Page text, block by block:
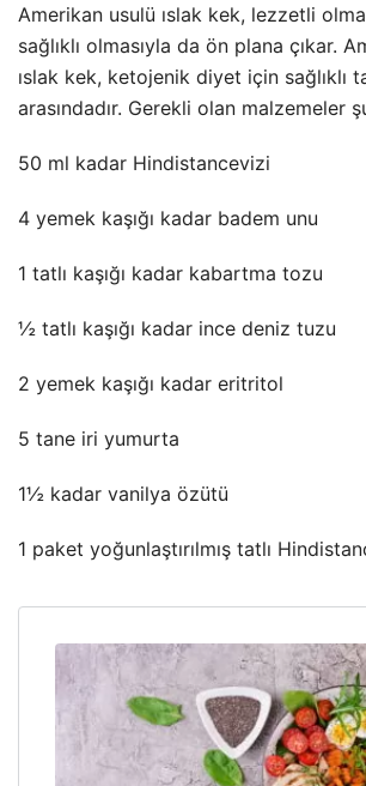
Amerikan usulü ıslak kek, lezzetli
sağlıklı olmasıyla da ön plana çıkar.
ıslak kek, ketojenik diyet için sağlıklı
arasındadır. Gerekli olan malzemeler
50 ml kadar Hindistancevizi
4 yemek kaşığı kadar badem unu
1 tatlı kaşığı kadar kabartma tozu
½ tatlı kaşığı kadar ince deniz tuzu
2 yemek kaşığı kadar eritritol
5 tane iri yumurta
1½ kadar vanilya özütü
1 paket yoğunlaştırılmış tatlı